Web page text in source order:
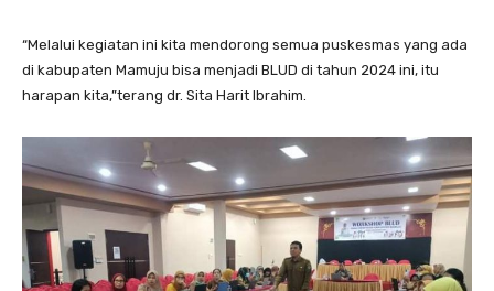
“Melalui kegiatan ini kita mendorong semua puskesmas yang ada
di kabupaten Mamuju bisa menjadi BLUD di tahun 2024 ini, itu
harapan kita,”terang dr. Sita Harit Ibrahim.